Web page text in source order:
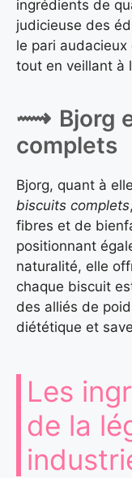
ingrédients de
judicieuse des
le pari
tout en veillant à
Bjorg
complets
Bjorg, quant à
biscuits complets
fibres et de
positionnant
naturalité, elle
chaque biscuit
des alliés de
diététique et
Les
de la